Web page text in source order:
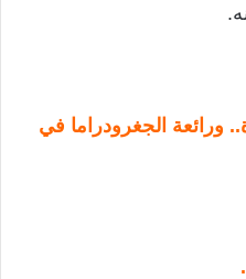
ورائعة الجغرودراما في